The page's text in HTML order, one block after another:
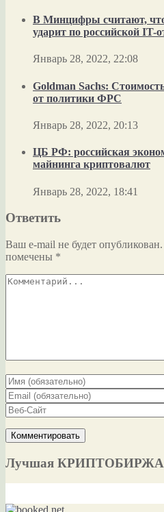
В Минцифры считают,
ударит по российской IT-
Январь 28, 2022, 22:08
Goldman Sachs:
от политики ФРС
Январь 28, 2022, 20:13
ЦБ РФ: российская
майнинга криптовалют
Январь 28, 2022, 18:41
Ответить
Ваш e-mail не будет опубликован.
помечены *
Лучшая КРИПТОБИРЖА